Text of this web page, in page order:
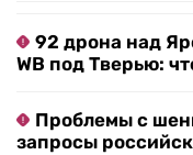
92 дрона над
WB под Тверью:
Проблемы с
запросы